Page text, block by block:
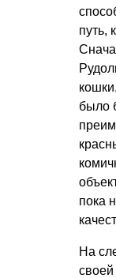
путь,
было
пока
На
своей